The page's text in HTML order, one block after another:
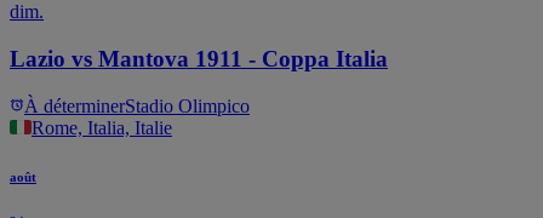
dim.
Lazio vs Mantova 1911 - Coppa Italia
À déterminerStadio Olimpico
Rome, Italia, Italie
août